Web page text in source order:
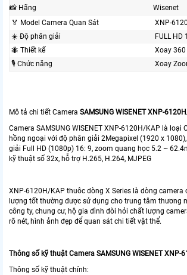
📸 Hãng
Wisenet
️🏅 Model Camera Quan Sát
XNP-
☀️ Độ phân giải
FULL HD
🐜 Thiết kế
Xoay 360
🎙 Chức năng
Xoay
Mô tả chi tiết Camera SAMSUNG WISENET XNP-
Camera SAMSUNG WISENET XNP-6120H/KAP là loại
hồng ngoại với độ phân giải 2Megapixel (1920 x
giải Full HD (1080p) 16: 9, zoom quang học 5.2 ~
kỹ thuật số 32x, hỗ trợ H.265, H.264, MJPEG
XNP-6120H/KAP thuôc dòng X Series là dòng camera
lượng tốt thường được sử dụng cho trung tâm thương
công ty, chung cư, hộ gia đình đòi hỏi chất lượng
rõ nét, hình ảnh đẹp để quan sát chi tiết vật thể.
Thông số kỹ thuật Camera SAMSUNG WISENET XNP-
Thông số kỹ thuật chính: